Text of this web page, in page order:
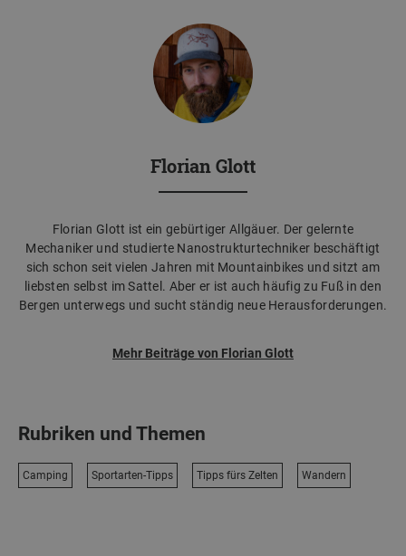
Florian Glott
Florian Glott ist ein gebürtiger Allgäuer. Der gelernte
Mechaniker und studierte Nanostrukturtechniker beschäftigt
sich schon seit vielen Jahren mit Mountainbikes und sitzt am
liebsten selbst im Sattel. Aber er ist auch häufig zu Fuß in den
Bergen unterwegs und sucht ständig neue Herausforderungen.
Mehr Beiträge von Florian Glott
Rubriken und Themen
Camping Sportarten-Tipps Tipps fürs Zelten Wandern